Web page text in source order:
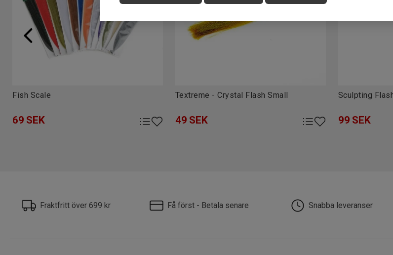
Fish Scale
69 SEK
Textreme - Crystal Flash Small
49 SEK
Sculpting
99 SEK
Fraktfritt över 699 kr Få först - Betala senare Snabba leveranser